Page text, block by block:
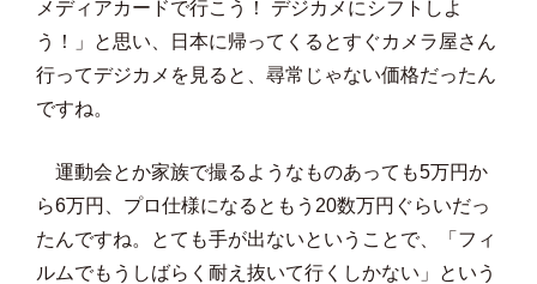
メディアカードで行こう！ デジカメにシフトしよ
う！」と思い、日本に帰ってくるとすぐカメラ屋さん
行ってデジカメを見ると、尋常じゃない価格だったん
ですね。
運動会とか家族で撮るようなものあっても5万円か
ら6万円、プロ仕様になるともう20数万円ぐらいだっ
たんですね。とても手が出ないということで、「フィ
ルムでもうしばらく耐え抜いて行くしかない」という